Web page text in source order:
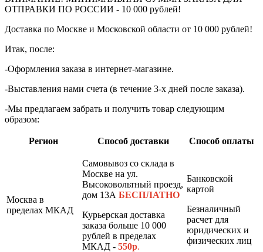
ОТПРАВКИ ПО РОССИИ - 10 000 рублей!
Доставка по Москве и Московской области от 10 000 рублей!
Итак, после:
-Оформления заказа в интернет-магазине.
-Выставления нами счета (в течение 3-х дней после заказа).
-Мы предлагаем забрать и получить товар следующим
образом:
Регион Способ доставки Способ оплаты
Москва в
пределах МКАД
Самовывоз со склада в
Москве на ул.
Высоковольтный проезд,
дом 13А БЕСПЛАТНО
Курьерская доставка
заказа больше 10 000
рублей в пределах
МКАД - 550р.
Банковской
картой
Безналичный
расчет для
юридических и
физических лиц